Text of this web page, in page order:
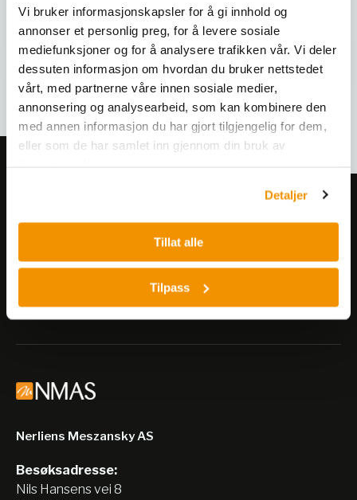
Vi bruker informasjonskapsler for å gi innhold og
annonser et personlig preg, for å levere sosiale
mediefunksjoner og for å analysere trafikken vår. Vi deler
dessuten informasjon om hvordan du bruker nettstedet
vårt, med partnerne våre innen sosiale medier,
annonsering og analysearbeid, som kan kombinere den
med annen informasjon du har gjort tilgjengelig for dem,
eller som de har samlet inn gjennom din bruk av
Detaljer
Tillat alle
Tilpass
Få informasjon om produkter,
arrangementer og kampanjer.
Meld på nyhetsbrev
Nerliens Meszansky AS
Besøksadresse:
Nils Hansens vei 8